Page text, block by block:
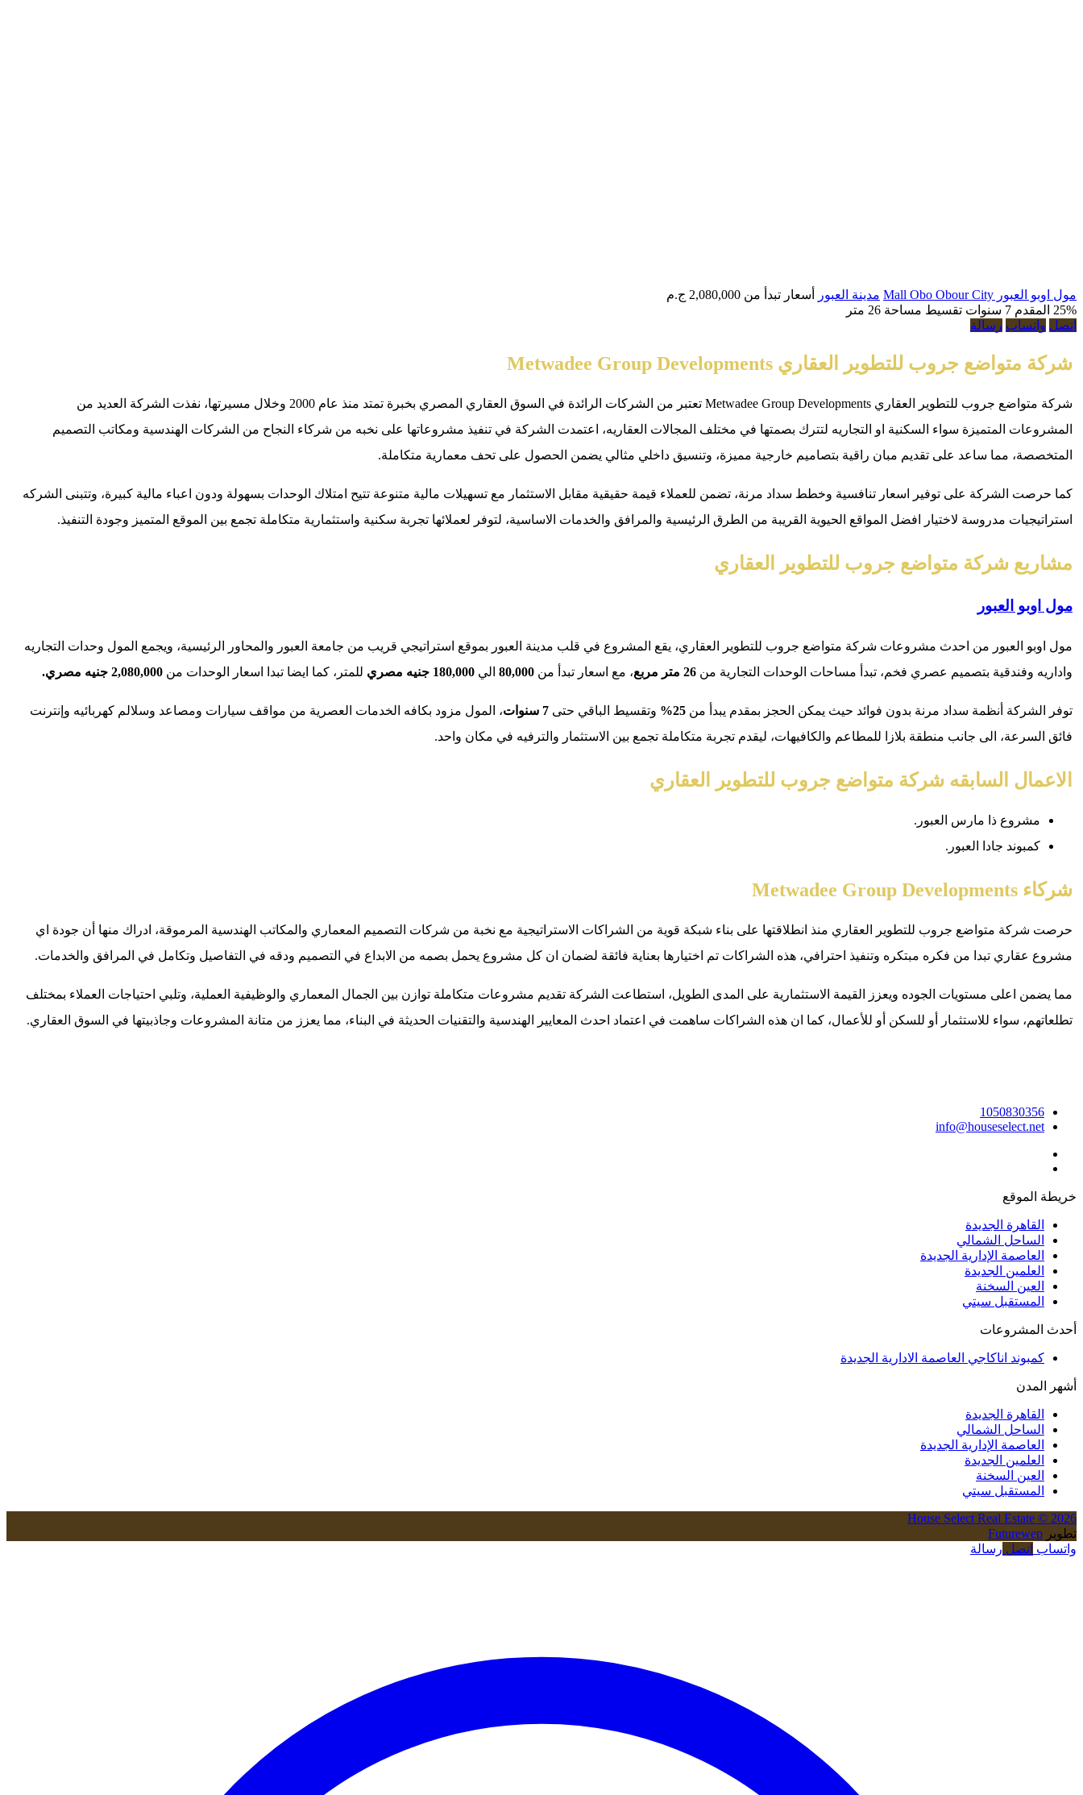
مول اوبو العبور Mall Obo Obour City مدينة العبور أسعار تبدأ من 2,080,000 ج.م
25% المقدم
7 سنوات تقسيط
مساحة 26 متر
اتصل واتساب رسالة
شركة متواضع جروب للتطوير العقاري Metwadee Group Developments
شركة متواضع جروب للتطوير العقاري Metwadee Group Developments تعتبر من الشركات الرائدة في السوق العقاري المصري بخبرة تمتد منذ عام 2000 وخلال مسيرتها، نفذت الشركة العديد من
المشروعات المتميزة سواء السكنية او التجاريه لتترك بصمتها في مختلف المجالات العقاريه، اعتمدت الشركة في تنفيذ مشروعاتها على نخبه من شركاء النجاح من الشركات الهندسية ومكاتب التصميم
المتخصصة، مما ساعد على تقديم مبان راقية بتصاميم خارجية مميزة، وتنسيق داخلي مثالي يضمن الحصول على تحف معمارية متكاملة.
كما حرصت الشركة على توفير اسعار تنافسية وخطط سداد مرنة، تضمن للعملاء قيمة حقيقية مقابل الاستثمار مع تسهيلات مالية متنوعة تتيح امتلاك الوحدات بسهولة ودون اعباء مالية كبيرة، وتتبنى الشركه
استراتيجيات مدروسة لاختيار افضل المواقع الحيوية القريبة من الطرق الرئيسية والمرافق والخدمات الاساسية، لتوفر لعملائها تجربة سكنية واستثمارية متكاملة تجمع بين الموقع المتميز وجودة التنفيذ.
مشاريع شركة متواضع جروب للتطوير العقاري
مول اوبو العبور
مول اوبو العبور من احدث مشروعات شركة متواضع جروب للتطوير العقاري، يقع المشروع في قلب مدينة العبور بموقع استراتيجي قريب من جامعة العبور والمحاور الرئيسية، ويجمع المول وحدات التجاريه
واداريه وفندقية بتصميم عصري فخم، تبدأ مساحات الوحدات التجارية من 26 متر مربع ، مع اسعار تبدأ من الي 180,000 جنيه مصري للمتر، كما ايضا تبدا اسعار الوحدات من 2,080,000 جنيه مصري.
توفر الشركة أنظمة سداد مرنة بدون فوائد حيث يمكن الحجز بمقدم يبدأ من 25% وتقسيط الباقي حتى 7 سنوات
، المول مزود بكافه الخدمات العصرية من مواقف سيارات ومصاعد وسلالم كهربائيه وإنترنت
فائق السرعة، الى جانب منطقة بلازا للمطاعم والكافيهات، ليقدم تجربة متكاملة تجمع بين الاستثمار والترفيه في مكان واحد.
الاعمال السابقه شركة متواضع جروب للتطوير العقاري
مشروع ذا مارس العبور.
كمبوند جادا العبور.
شركاء Metwadee Group Developments
حرصت شركة متواضع جروب للتطوير العقاري منذ انطلاقتها على بناء شبكة قوية من الشراكات الاستراتيجية مع نخبة من شركات التصميم المعماري والمكاتب الهندسية المرموقة، ادراك منها أن جودة اي
مشروع عقاري تبدا من فكره مبتكره وتنفيذ احترافي، هذه الشراكات تم اختيارها بعناية فائقة لضمان ان كل مشروع يحمل بصمه من الابداع في التصميم ودقه في التفاصيل وتكامل في المرافق والخدمات.
مما يضمن اعلى مستويات الجوده ويعزز القيمة الاستثمارية على المدى الطويل، استطاعت الشركة تقديم مشروعات متكاملة توازن بين الجمال المعماري والوظيفية العملية، وتلبي احتياجات العملاء بمختلف
تطلعاتهم، سواء للاستثمار أو للسكن أو للأعمال، كما ان هذه الشراكات ساهمت في اعتماد احدث المعايير الهندسية والتقنيات الحديثة في البناء، مما يعزز من متانة المشروعات وجاذبيتها في السوق العقاري.
1050830356
info@houseselect.net
خريطة الموقع
القاهرة الجديدة
الساحل الشمالي
العاصمة الإدارية الجديدة
العلمين الجديدة
العين السخنة
المستقبل سيتي
أحدث المشروعات
كمبوند اناكاجي العاصمة الادارية الجديدة
أشهر المدن
القاهرة الجديدة
الساحل الشمالي
العاصمة الإدارية الجديدة
العلمين الجديدة
العين السخنة
المستقبل سيتي
House Select Real Estate © 2026
تطوير Futurewep
واتساب اتصل رسالة